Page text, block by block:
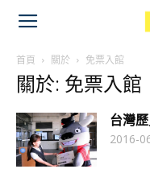
首頁 關於 免票入館
關於: 免票入館
台灣
2016-